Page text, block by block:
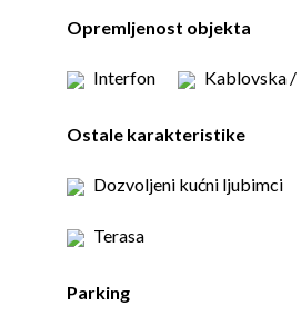
Opremljenost objekta
Interfon Kablovska
Ostale karakteristike
Dozvoljeni kućni ljubimci
Terasa
Parking